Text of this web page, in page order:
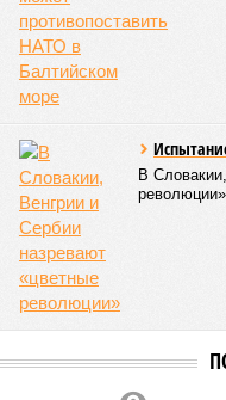
В
революции»